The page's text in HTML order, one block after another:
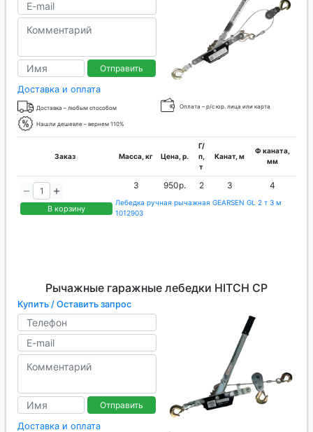
Отправить
Доставка и оплата
Доставка – любым способом Оплата – р/с юр. лица или карта
Нашли дешевле – вернем 110%
Заказ Масса, кг Цена, р.
Г/
п,
т
Канат, м
Ф каната,
мм
В корзину
3 950р. 2 3 4
Лебедка ручная рычажная GEARSEN GL 2 т 3 м
1012903
Рычажные гаражные лебедки HITCH CP
Купить / Оставить запрос
Отправить
Доставка и оплата